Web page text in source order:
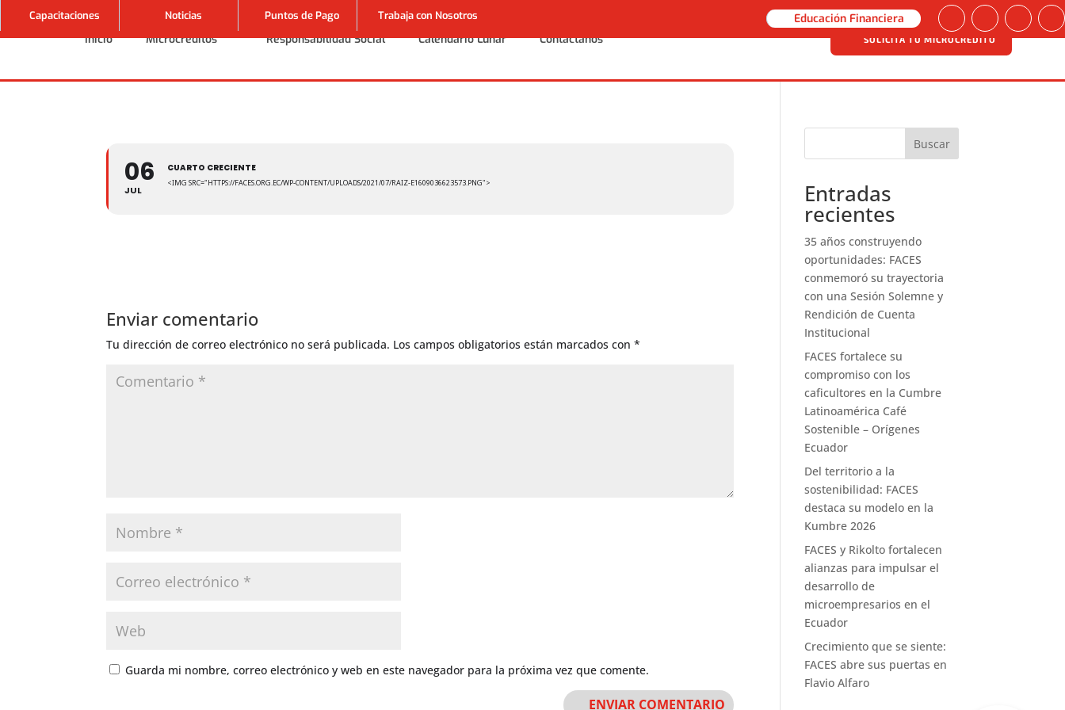
Capacitaciones Noticias Puntos de Pago Trabaja con Nosotros Educación Financiera
Inicio Microcréditos Responsabilidad Social Calendario Lunar Contáctanos SOLICITA TU MICROCRÉDITO
06
JUL
CUARTO CRECIENTE
<IMG SRC="HTTPS://FACES.ORG.EC/WP-CONTENT/UPLOADS/2021/07/RAIZ-E1609036623573.PNG">
Enviar comentario
Tu dirección de correo electrónico no será publicada. Los campos obligatorios están marcados con*
Guarda mi nombre, correo electrónico y web en este navegador para la próxima vez que comente.
Buscar
Entradas
recientes
35 años construyendo
oportunidades: FACES
conmemoró su trayectoria
con una Sesión Solemne y
Rendición de Cuenta
Institucional
FACES fortalece su
compromiso con los
caficultores en la Cumbre
Latinoamérica Café
Sostenible – Orígenes
Ecuador
Del territorio a la
sostenibilidad: FACES
destaca su modelo en la
Kumbre 2026
FACES y Rikolto fortalecen
alianzas para impulsar el
desarrollo de
microempresarios en el
Ecuador
Crecimiento que se siente:
FACES abre sus puertas en
Flavio Alfaro